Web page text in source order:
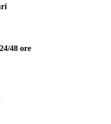
48 ore